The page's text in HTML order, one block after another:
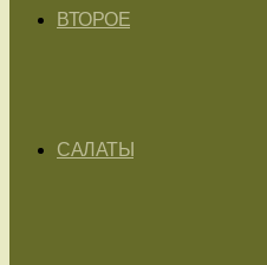
ВТОРОЕ
САЛАТЫ